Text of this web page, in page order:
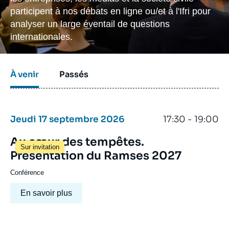
Se connecter
Nous soutenir
participent à nos débats en ligne ou/et à l'Ifri pour
analyser un large éventail de questions
internationales.
À venir Passés
Jeudi 17 septembre 2026 17:30 - 19:00
Sur invitation
Au cœur des tempêtes.
Présentation du Ramses 2027
Conférence
En savoir plus